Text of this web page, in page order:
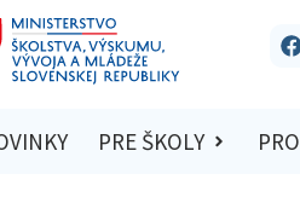
PRE ŠKOLY